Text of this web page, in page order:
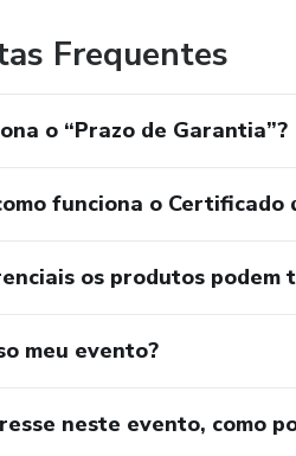
Frequentes
o “Prazo de Garantia”?
funciona o Certificado
os produtos podem
meu evento?
neste evento, como